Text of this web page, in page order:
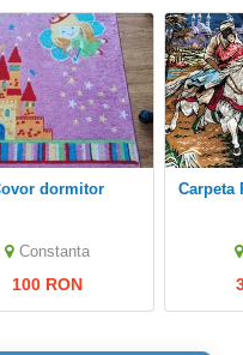
Covor dormitor
Constanta
100 RON